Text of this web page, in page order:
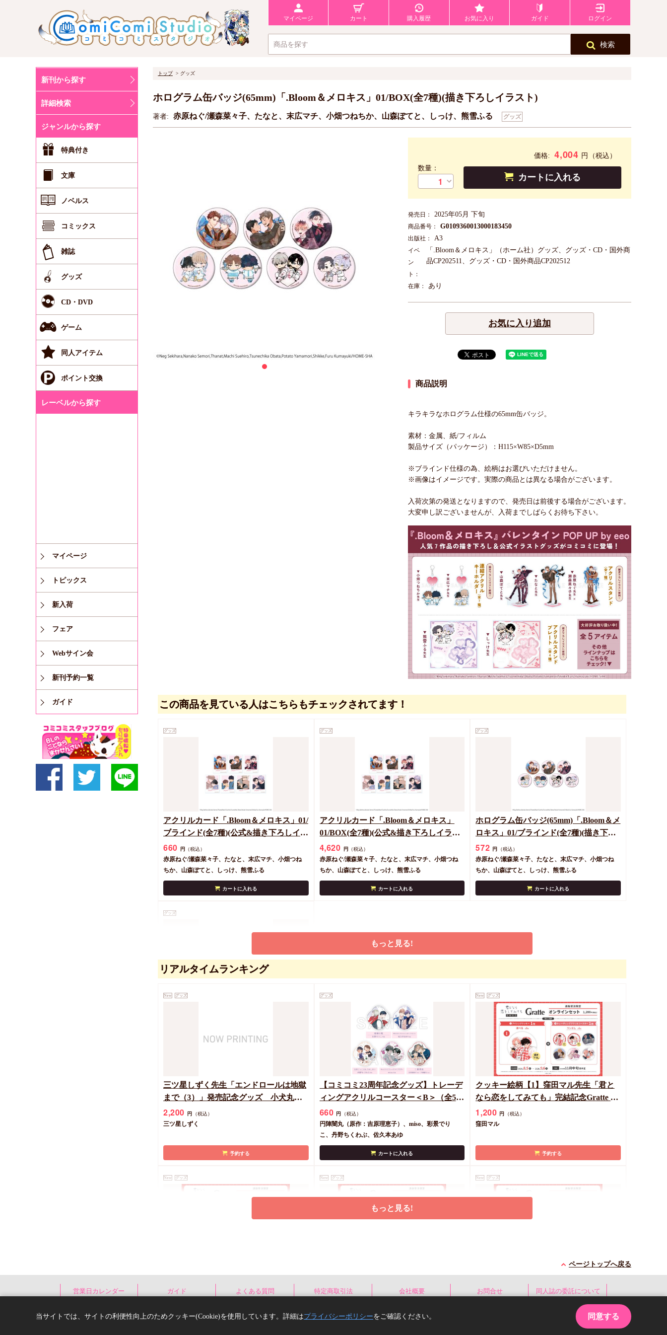
マイページ カート 購入履歴 お気に入り ガイド ログイン
検索
新刊から探す
詳細検索
ジャンルから探す
特典付き
文庫
ノベルス
コミックス
雑誌
グッズ
CD・DVD
ゲーム
同人アイテム
ポイント交換
レーベルから探す
マイページ
トピックス
新入荷
フェア
Webサイン会
新刊予約一覧
ガイド
トップ グッズ
ホログラム缶バッジ(65mm)「.Bloom＆メロキス」01/BOX(全7種)(描き下ろしイラスト)
著者: 赤原ねぐ/瀬森菜々子、たなと、末広マチ、小畑つねちか、山森ぽてと、しっけ、熊雪ふる グッズ
価格: 4,004 円
（税込）
数量：
カートに入れる
発売日： 2025年05月 下旬
商品番号： G0109360013000183450
出版社： A3
イベ
ン
ト：
「.Bloom＆メロキス」（ホーム社）グッズ、グッズ・CD・国外商
品CP202511、グッズ・CD・国外商品CP202512
在庫： あり
お気に入り追加
商品説明
キラキラなホログラム仕様の65mm缶バッジ。
素材：金属、紙/フィルム
製品サイズ（パッケージ）：H115×W85×D5mm
※ブラインド仕様の為、絵柄はお選びいただけません。
※画像はイメージです。実際の商品とは異なる場合がございます。
入荷次第の発送となりますので、発売日は前後する場合がございます。
大変申し訳ございませんが、入荷までしばらくお待ち下さい。
この商品を見ている人はこちらもチェックされてます！
グッズ
アクリルカード「.Bloom＆メロキス」01/
ブラインド(全7種)(公式&描き下ろしイラ
スト)
660 円 （税込）
赤原ねぐ/瀬森菜々子、たなと、末広マチ、小畑つね
ちか、山森ぽてと、しっけ、熊雪ふる
カートに入れる
グッズ
アクリルカード「.Bloom＆メロキス」
01/BOX(全7種)(公式&描き下ろしイラス
ト)
4,620 円 （税込）
赤原ねぐ/瀬森菜々子、たなと、末広マチ、小畑つね
ちか、山森ぽてと、しっけ、熊雪ふる
カートに入れる
グッズ
ホログラム缶バッジ(65mm)「.Bloom＆メ
ロキス」01/ブラインド(全7種)(描き下ろ
しイラスト)
572 円 （税込）
赤原ねぐ/瀬森菜々子、たなと、末広マチ、小畑つね
ちか、山森ぽてと、しっけ、熊雪ふる
カートに入れる
グッズ
赤原ねぐ/瀬森菜々子、たなと、末広マチ、小畑つね
もっと見る!
リアルタイムランキング
New グッズ
三ツ星しずく先生「エンドロールは地獄
まで（3）」発売記念グッズ 小犬丸嵐
サイン入りA5アクリルボード
2,200 円 （税込）
三ツ星しずく
予約する
グッズ
【コミコミ23周年記念グッズ】トレーデ
ィングアクリルコースター＜B＞（全5
種）
660 円 （税込）
円陣闇丸（原作：吉原理恵子）、miso、彩景でり
こ、丹野ちくわぶ、佐久本あゆ
カートに入れる
New グッズ
クッキー絵柄【1】窪田マル先生「君と
なら恋をしてみても」完結記念Gratte オ
ンラインセット 描き下ろし（有償特典
アクリルコースター付（全6種ランダ
1,200 円 （税込）
窪田マル
予約する
New グッズ
ンラインセット（有償特典アクリルコー
1,200 円（税込）
New グッズ
ンラインセット（有償特典アクリルコー
1,200 円（税込）
New グッズ
クッキー絵柄【4】窪田マル先生「君と
ンラインセット（有償特典アクリルコー
スター付（全6種ランダム））
1,200 円（税込）
もっと見る!
ページトップへ戻る
営業日カレンダー ガイド よくある質問 特定商取引法 会社概要 お問合せ 同人誌の委託について
Copyright(C) comicomi studio. All right reserved.
当サイトでは、サイトの利便性向上のためクッキー(Cookie)を使用しています。詳細はプライバシーポリシーをご確認ください。 同意する